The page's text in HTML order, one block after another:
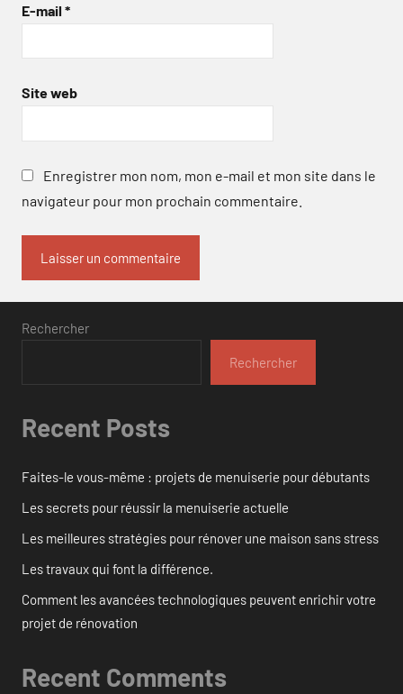
E-mail *
Site web
Enregistrer mon nom, mon e-mail et mon site dans le
navigateur pour mon prochain commentaire.
Rechercher
Rechercher
Recent Posts
Faites-le vous-même : projets de menuiserie pour débutants
Les secrets pour réussir la menuiserie actuelle
Les meilleures stratégies pour rénover une maison sans stress
Les travaux qui font la différence.
Comment les avancées technologiques peuvent enrichir votre
projet de rénovation
Recent Comments